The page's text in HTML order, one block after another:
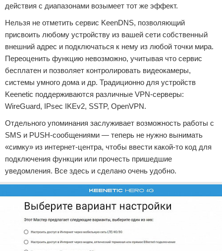
действия с диапазонами возымеет тот же эффект.
Нельзя не отметить сервис KeenDNS, позволяющий
присвоить любому устройству из вашей сети собственный
внешний адрес и подключаться к нему из любой точки мира.
Переоценить функцию невозможно, учитывая что сервис
бесплатен и позволяет контролировать видеокамеры,
системы умного дома и др. Традиционно для устройств
Keenetic поддерживаются различные VPN-серверы:
WireGuard, IPsec IKEv2, SSTP, OpenVPN.
Отдельного упоминания заслуживает возможность работы с
SMS и PUSH-сообщениями — теперь не нужно вынимать
«симку» из интернет-центра, чтобы ввести какой-то код для
подключения функции или прочесть пришедшие
уведомления. Все здесь и сделано очень удобно.